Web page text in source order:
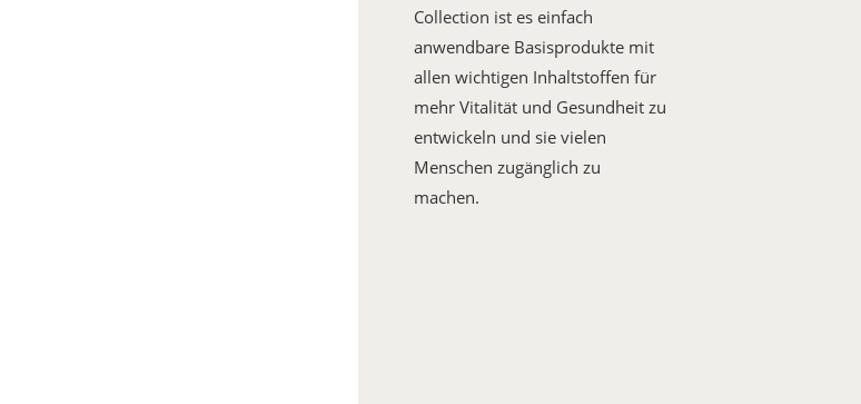
Collection ist es einfach
anwendbare Basisprodukte mit
allen wichtigen Inhaltstoffen für
mehr Vitalität und Gesundheit zu
entwickeln und sie vielen
Menschen zugänglich zu
machen.